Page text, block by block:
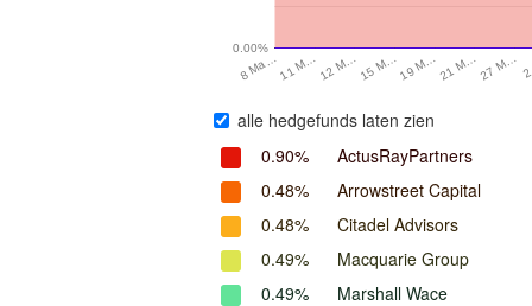
8 Ma…11 M…12 M…15 M…19 M…21 M…27 M…
0.00%
alle hedgefunds laten zien
0.90%
ActusRayPartners
0.48%
Arrowstreet Capital
0.48%
Citadel Advisors
0.49%
Macquarie Group
0.49%
Marshall Wace